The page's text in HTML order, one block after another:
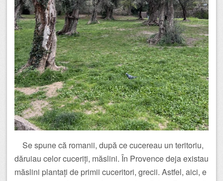
Se spune că romanii, după ce cucereau un teritoriu,
dăruiau celor cuceriți, măslini. În Provence deja existau
măslini plantați de primii cuceritori, grecii. Astfel, aici, e